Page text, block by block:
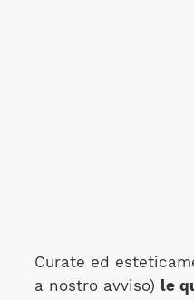
Curate ed
a nostro avviso) le